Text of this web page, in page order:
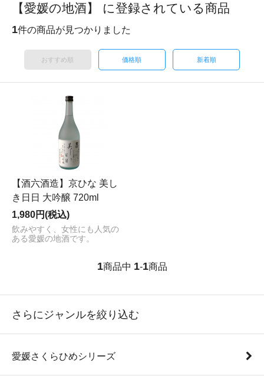
【愛媛の地酒】 に登録されている商品
1件の商品が見つかりました
おすすめ順 価格順 新着順
【酒六酒造】京ひな 美し
き日日 大吟醸 720ml
1,980円(税込)
飲みやすく、女性にも人気の
ある愛媛の地酒です。
1商品中 1-1商品
さらにジャンルを絞り込む
愛媛さくらひめシリーズ